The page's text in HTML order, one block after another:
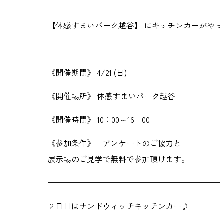
【体感すまいパーク越谷】 にキッチンカーがや
——————————————————————
《開催期間》 4/21 (日)
《開催場所》 体感すまいパーク越谷
《開催時間》 10：00～16：00
《参加条件》 アンケートのご協力と
展示場のご見学で無料で参加頂けます。
——————————————————————
２日目はサンドウィッチキッチンカー♪